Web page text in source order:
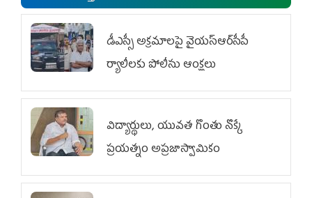
డీఎస్సీ అక్రమాలపై వైయ‌స్ఆర్‌సీపీ
ర్యాలీలకు పోలీసు ఆంక్షలు
విద్యార్థులు, యువత గొంతు నొక్కే
ప్రయత్నం అప్రజాస్వామికం